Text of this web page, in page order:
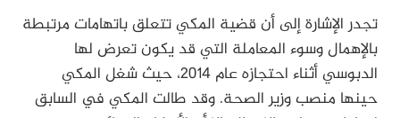
تجدر الإشارة إلى أن قضية المكي تتعلق باتهامات مرتبطة
بالإهمال وسوء المعاملة التي قد يكون تعرض لها
الدبوسي أثناء احتجازه عام 2014، حيث شغل المكي
حينها منصب وزير الصحة. وقد طالت المكي في السابق